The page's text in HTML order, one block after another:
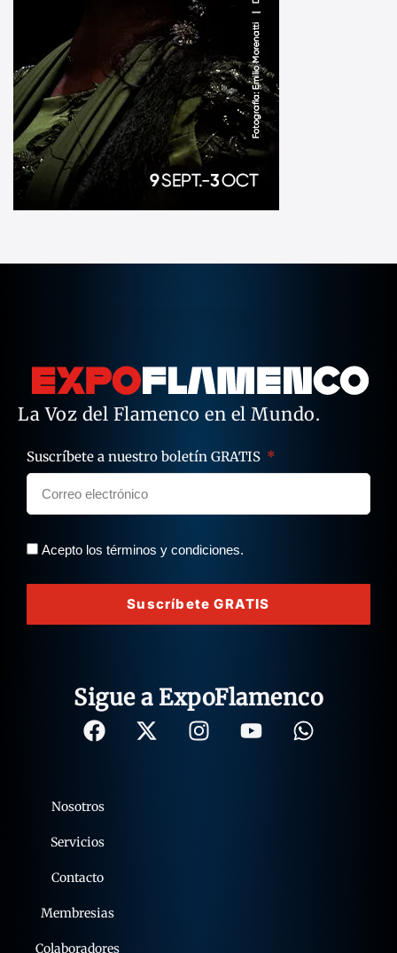
La Voz del Flamenco en el Mundo.
Suscríbete a nuestro boletín GRATIS
Acepto los términos y condiciones.
Suscríbete GRATIS
Sigue a ExpoFlamenco
Nosotros
Servicios
Contacto
Membresias
Colaboradores